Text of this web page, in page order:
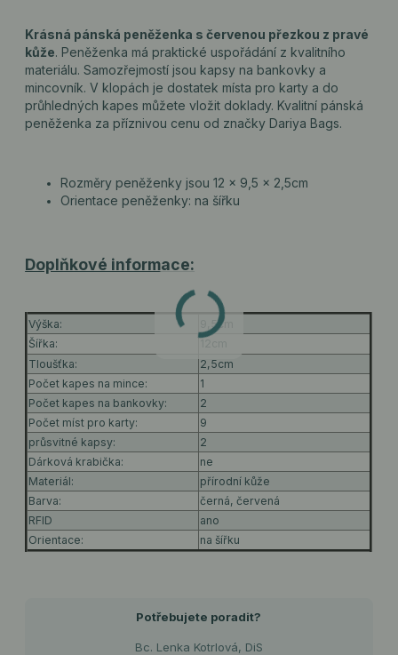
Krásná pánská peněženka s červenou přezkou z pravé
kůže. Peněženka má praktické uspořádání z kvalitního
materiálu. Samozřejmostí jsou kapsy na bankovky a
mincovník. V klopách je dostatek místa pro karty a do
průhledných kapes můžete vložit doklady. Kvalitní pánská
peněženka za příznivou cenu od značky Dariya Bags.
Rozměry peněženky jsou 12 x 9,5 x 2,5cm
Orientace peněženky: na šířku
Doplňkové informace:
Výška:
9,5cm
Šířka:
Tloušťka:
2,5cm
Počet kapes na mince:
1
Počet kapes na bankovky:
2
Počet míst pro karty:
9
průsvitné kapsy:
2
Dárková krabička:
ne
Materiál:
přírodní kůže
Barva:
černá, červená
RFID
ano
Orientace:
na šířku
Potřebujete poradit?
Bc. Lenka Kotrlová, DiS